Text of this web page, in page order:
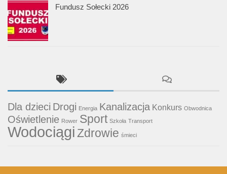
Fundusz Sołecki 2026
Dla dzieci Drogi Energia Kanalizacja Konkurs Obwodnica
Oświetlenie Rower Sport Szkoła Transport
WodociągiZdrowie śmieci